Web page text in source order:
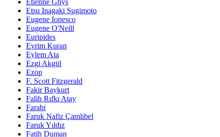
Etienne Ghys
Etsu Inagaki Sugimoto
Eugene Ionesco
Eugene O'Neill
Euripides
Evrim Kuran
Eylem Ata
Ezgi Akgül
Ezop
F. Scott Fitzgerald
Fakir Baykurt
Falih Rıfkı Atay
Farabi
Faruk Nafiz Çamlıbel
Faruk Yıldız
Fatih Duman